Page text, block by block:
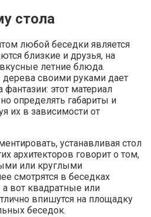
стола
любой беседки является
близкие и друзья, на
летние блюда.
дерева своими руками дает
фантазии: этот материал
определять габариты и
их в зависимости от
устанавливая стол
архитекторов говорит о том,
или круглыми
смотрятся в беседках
вот квадратные или
впишутся на площадку
беседок.